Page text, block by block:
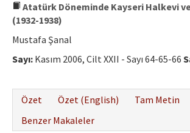
Atatürk Döneminde Kayseri Halkevi
(1932-1938)
Mustafa Şanal
Sayı: Kasım 2006, Cilt XXII - Sayı 64-65-66
Özet
Özet (English) Tam Metin
Benzer Makaleler